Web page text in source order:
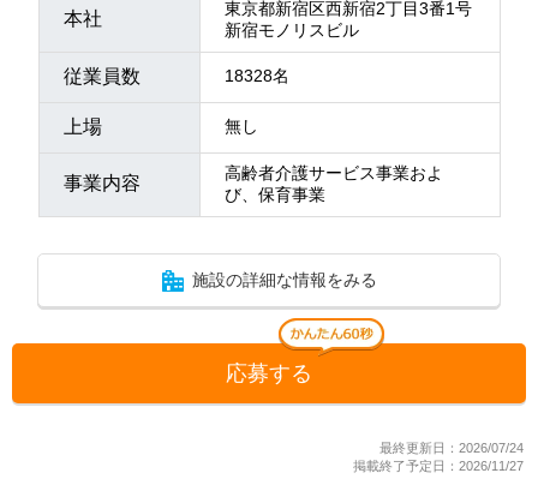
本社
東京都新宿区西新宿2丁目3番1号
新宿モノリスビル
従業員数 18328名
上場 無し
事業内容
高齢者介護サービス事業およ
び、保育事業
施設の詳細な情報をみる
応募する
最終更新日：2026/07/24
掲載終了予定日：2026/11/27